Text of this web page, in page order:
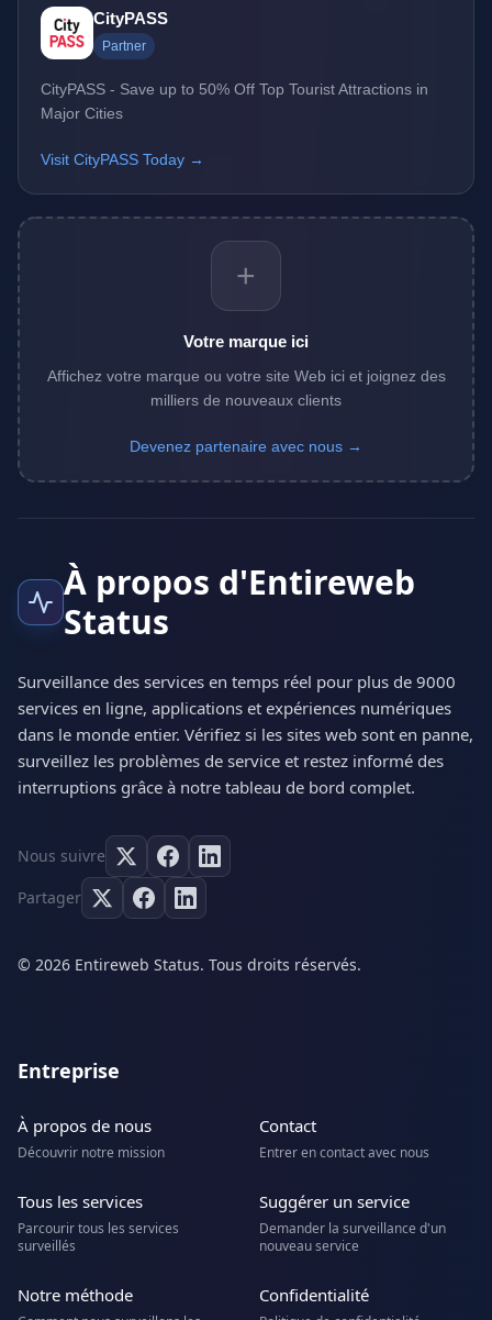
CityPASS
Partner
CityPASS - Save up to 50% Off Top Tourist Attractions in
Major Cities
Visit CityPASS Today →
+
Votre marque ici
Affichez votre marque ou votre site Web ici et joignez des
milliers de nouveaux clients
Devenez partenaire avec nous →
À propos d'Entireweb
Status
Surveillance des services en temps réel pour plus de 9000
services en ligne, applications et expériences numériques
dans le monde entier. Vérifiez si les sites web sont en panne,
surveillez les problèmes de service et restez informé des
interruptions grâce à notre tableau de bord complet.
Nous suivre
Partager
© 2026 Entireweb Status. Tous droits réservés.
Entreprise
À propos de nous
Découvrir notre mission
Contact
Entrer en contact avec nous
Tous les services
Parcourir tous les services
surveillés
Suggérer un service
Demander la surveillance d'un
nouveau service
Notre méthode Confidentialité